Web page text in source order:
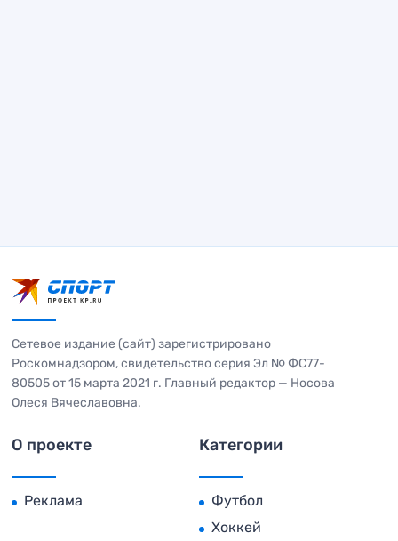
Сетевое издание (сайт) зарегистрировано
Роскомнадзором, свидетельство серия Эл № ФС77-
80505 от 15 марта 2021 г. Главный редактор — Носова
Олеся Вячеславовна.
О проекте
Реклама
Категории
Футбол
Хоккей